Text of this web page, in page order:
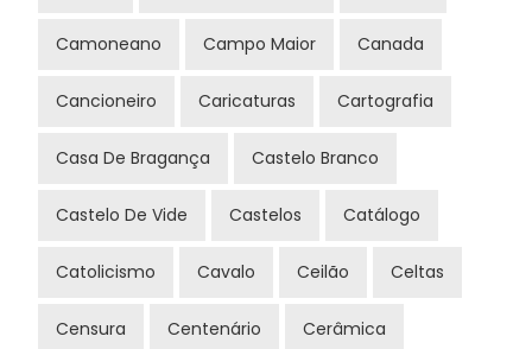
Camoneano Campo Maior Canada
Cancioneiro Caricaturas Cartografia
Casa De Bragança Castelo Branco
Castelo De Vide Castelos Catálogo
Catolicismo Cavalo Ceilão Celtas
Censura Centenário Cerâmica